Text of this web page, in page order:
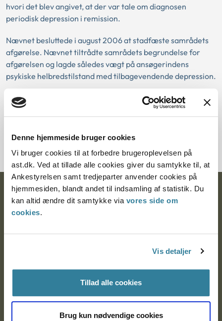
Denne hjemmeside bruger cookies
Vi bruger cookies til at forbedre brugeroplevelsen på
ast.dk. Ved at tillade alle cookies giver du samtykke til, at
Ankestyrelsen samt tredjeparter anvender cookies på
hjemmesiden, blandt andet til indsamling af statistik. Du
kan altid ændre dit samtykke via vores side om
cookies.
Vis detaljer
Tillad alle cookies
Brug kun nødvendige cookies
hvori det blev angivet, at der var tale om diagnosen
periodisk depression i remission.
Nævnet besluttede i august 2006 at stadfæste samrådets
afgørelse. Nævnet tiltrådte samrådets begrundelse for
afgørelsen og lagde således vægt på ansøgerindens
psykiske helbredstilstand med tilbagevendende depression.
Herudover var det nævnets opfattelse, at der på trods af
ansøgerindens hensigt om at være i livslang forebyggende
der ikke var tilstrækkelig sikkerhed for, at et
Ankestyrelsen
Postadresse:
Nytorv 7, 2. sal
Ankestyrelsen Aalborg
Ankestyrelsen København